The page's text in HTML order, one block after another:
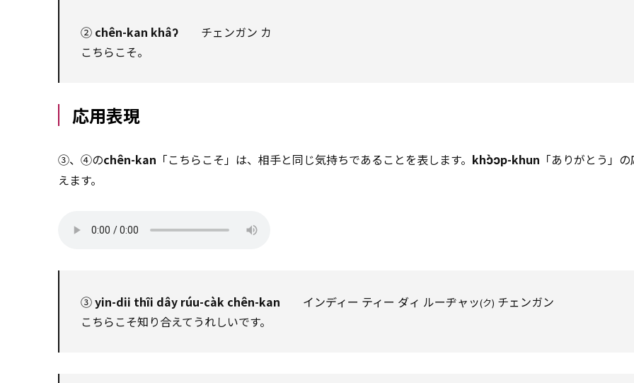
② chên-kan khâʔ チェンガン カ
こちらこそ。
応用表現
③、④のchên-kan 「こちらこそ」は、相手と同じ気持ちであることを表します。 khɔ̀ɔp-khun 「ありがとう」
えます。
③yin-dii thîi dây rúu-càk chên-kan インディー ティー ダィ ルーヂャッ(ク) チェンガン
こちらこそ知り合えてうれしいです。